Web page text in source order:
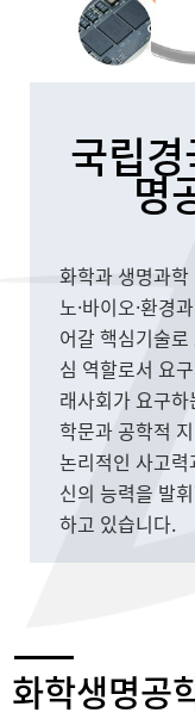
국립
명
화학과 생명과
노·바이오·환경
어갈 핵심기술
심 역할로서 요
래사회가 요구
학문과 공학적
논리적인 사고
신의 능력을 발
하고 있습니다.
화학생명공